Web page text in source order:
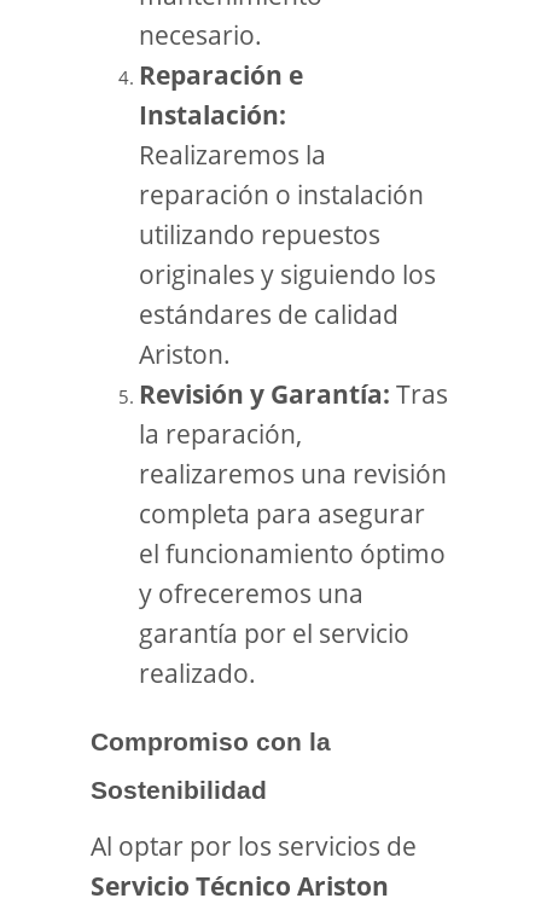
necesario.
Reparación e
Instalación:
Realizaremos la
reparación o instalación
utilizando repuestos
originales y siguiendo los
estándares de calidad
Ariston.
Revisión y Garantía: Tras
la reparación,
realizaremos una revisión
completa para asegurar
el funcionamiento óptimo
y ofreceremos una
garantía por el servicio
realizado.
Compromiso con la
Sostenibilidad
Al optar por los servicios de
Servicio Técnico Ariston